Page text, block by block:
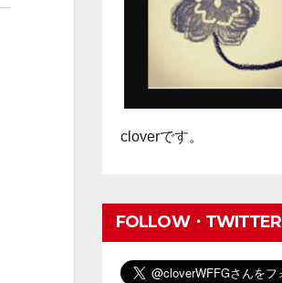
cloverです。
FOLLOW・TWITTER